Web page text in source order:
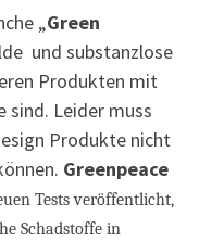
„Green
und substanzlose
Produkten mit
sind. Leider muss
Produkte nicht
Greenpeace
Tests veröffentlicht,
Schadstoffe in